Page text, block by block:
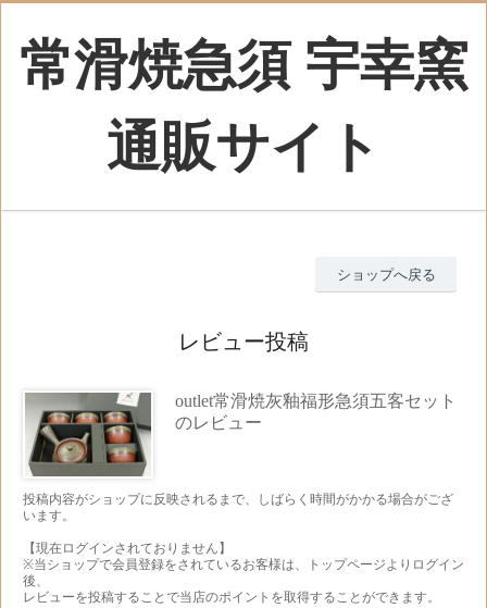
常滑焼急須 宇幸窯
通販サイト
ショップへ戻る
レビュー投稿
outlet常滑焼灰釉福形急須五客セット
のレビュー
投稿内容がショップに反映されるまで、しばらく時間がかかる場合がござ
います。
【現在ログインされておりません】
※当ショップで会員登録をされているお客様は、トップページよりログイン
後、
レビューを投稿することで当店のポイントを取得することができます。